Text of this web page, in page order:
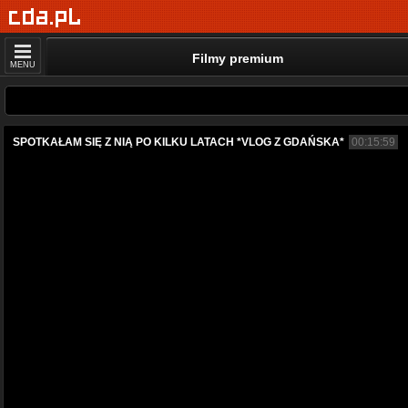
MENU Filmy premium
SPOTKAŁAM SIĘ Z NIĄ PO KILKU LATACH *VLOG Z GDAŃSKA* 00:15:59